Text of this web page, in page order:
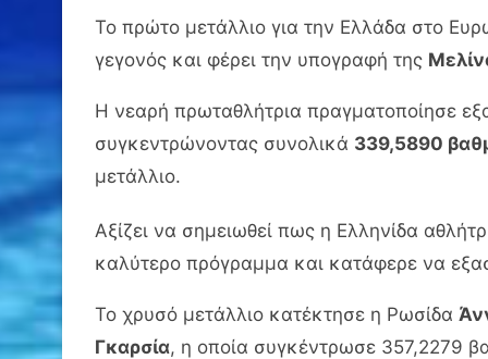
Το πρώτο μετάλλιο για την Ελλάδα στο
γεγονός και φέρει την υπογραφή της
Η νεαρή πρωταθλήτρια πραγματοποίησε
συγκεντρώνοντας συνολικά 339,5890
μετάλλιο.
Αξίζει να σημειωθεί πως η Ελληνίδα
καλύτερο πρόγραμμα και κατάφερε να
Το χρυσό μετάλλιο κατέκτησε η Ρωσίδα
Γκαρσία, η οποία συγκέντρωσε 357,2279